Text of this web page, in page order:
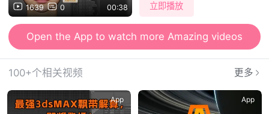
1639 0 00:38 立即播放
Open the App to watch more Amazing videos
100+个相关视频 更多
App App